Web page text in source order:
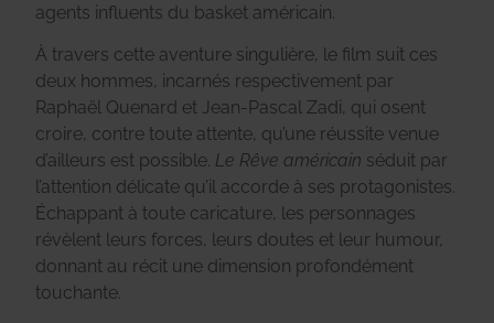
agents influents du basket américain.
À travers cette aventure singulière, le film suit ces
deux hommes, incarnés respectivement par
Raphaël Quenard et Jean-Pascal Zadi, qui osent
croire, contre toute attente, qu’une réussite venue
d’ailleurs est possible. Le Rêve américain séduit par
l’attention délicate qu’il accorde à ses protagonistes.
Échappant à toute caricature, les personnages
révèlent leurs forces, leurs doutes et leur humour,
donnant au récit une dimension profondément
touchante.